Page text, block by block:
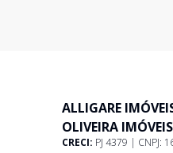
ALLIGARE
OLIVEIRA
CRECI: PJ 4379 | CNPJ: